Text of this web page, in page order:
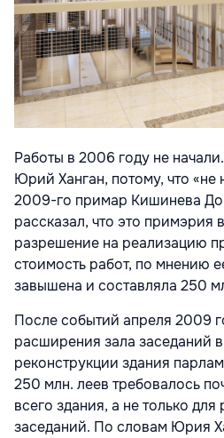
Работы в 2006 году не
Юрий Ханган, потому, что «не
2009-го примар Кишинева
рассказал, что это примэрия
разрешение на реализацию
стоимость работ, по мнению
завышена и составляла 250
После событий апреля 2009
расширения зала заседаний
реконструкции здания
250 млн. леев требовалось
всего здания, а не только
заседаний. По словам Юрия